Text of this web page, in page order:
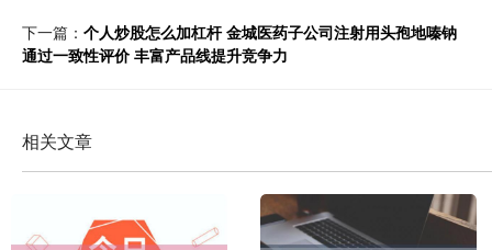
下一篇： 个人炒股怎么加杠杆 金城医药子公司注射用头孢地嗪钠
通过一致性评价 丰富产品线提升竞争力
相关文章